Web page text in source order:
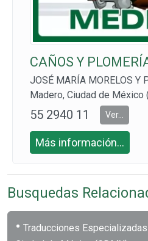
CAÑOS Y
JOSÉ MARÍA MORELOS Y
Madero, Ciudad de México
55 2940 11
94
Ver...
Más información...
Busquedas
• Traducciones